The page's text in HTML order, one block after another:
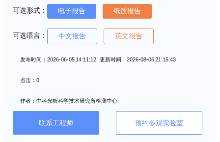
可选形式： 电子报告 纸质报告
可选语言： 中文报告 英文报告
发布时间：2026-06-05 14:11:12 更新时间：2026-08-06 21:15:43
点击：0
作者：中科光析科学技术研究所检测中心
联系工程师 预约参观实验室